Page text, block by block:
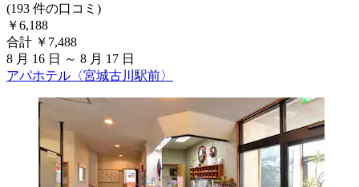
(193 件の口コミ)
￥6,188
合計 ￥7,488
8 月 16 日 ～ 8 月 17 日
アパホテル〈宮城古川駅前〉